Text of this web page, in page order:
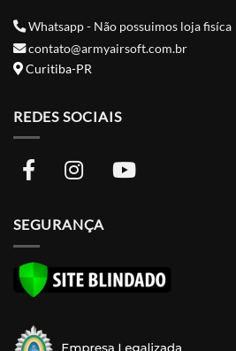
Whatsapp - Não possuimos loja fisíca
contato@armyairsoft.com.br
Curitiba-PR
REDES SOCIAIS
SEGURANÇA